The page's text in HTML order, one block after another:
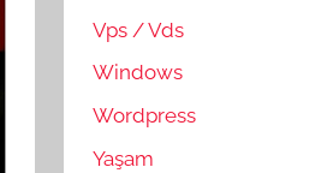
Vps / Vds
Windows
Wordpress
Yaşam